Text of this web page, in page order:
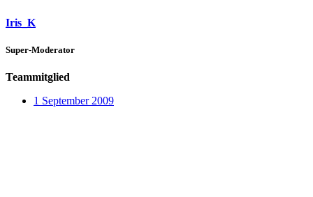
Iris_K
Super-Moderator
Teammitglied
1 September 2009